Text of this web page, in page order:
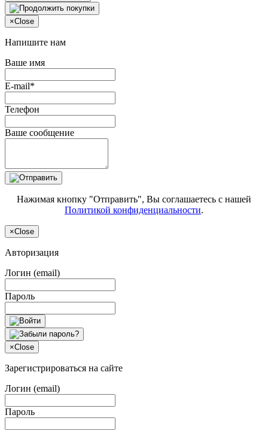
×Close
Напишите нам
Ваше имя
E-mail*
Телефон
Ваше сообщение
Нажимая кнопку "Отправить", Вы соглашаетесь с нашей
Политикой конфиденциальности.
×Close
Авторизация
Логин (email)
Пароль
×Close
Зарегистрироваться на сайте
Логин (email)
Пароль